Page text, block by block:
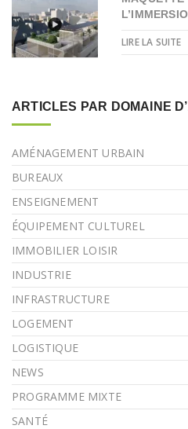
LIRE LA SUITE
ARTICLES PAR DOMAINE
AMÉNAGEMENT URBAIN
BUREAUX
ENSEIGNEMENT
ÉQUIPEMENT CULTUREL
IMMOBILIER LOISIR
INDUSTRIE
INFRASTRUCTURE
LOGEMENT
LOGISTIQUE
NEWS
PROGRAMME MIXTE
SANTÉ